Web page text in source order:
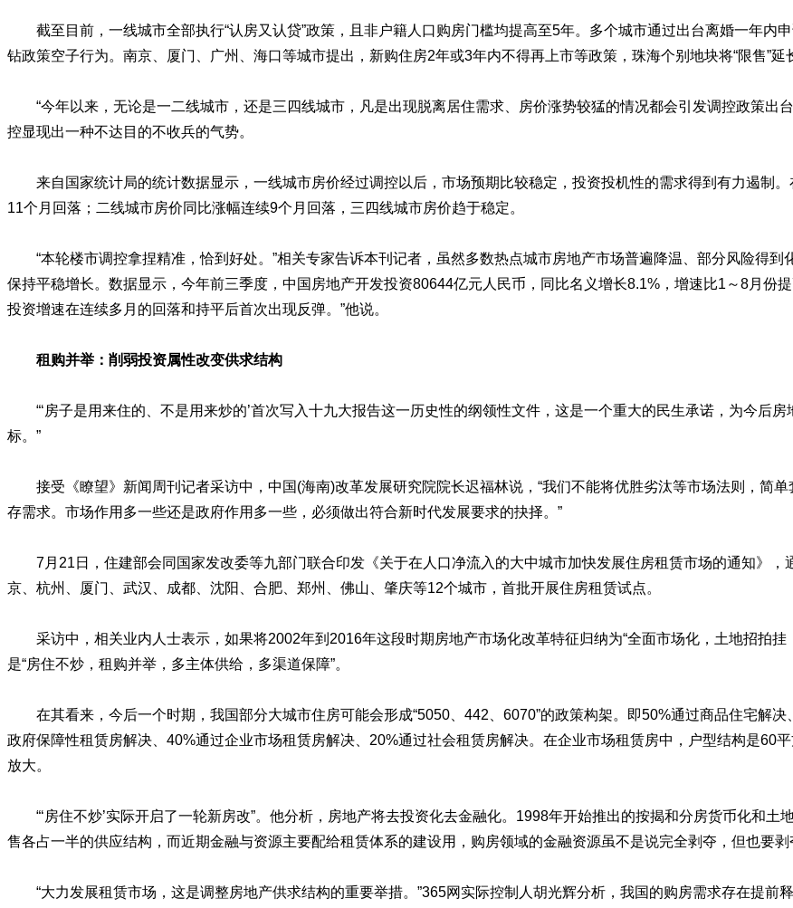
截至目前，一线城市全部执行“认房又认贷”政策，且非户籍人口购房门槛均提高至5年。多个城市通过出台离婚一年内申
钻政策空子行为。南京、厦门、广州、海口等城市提出，新购住房2年或3年内不得再上市等政策，珠海个别地块将“限售”延
“今年以来，无论是一二线城市，还是三四线城市，凡是出现脱离居住需求、房价涨势较猛的情况都会引发调控政策出
控显现出一种不达目的不收兵的气势。
来自国家统计局的统计数据显示，一线城市房价经过调控以后，市场预期比较稳定，投资投机性的需求得到有力遏制
11个月回落；二线城市房价同比涨幅连续9个月回落，三四线城市房价趋于稳定。
“本轮楼市调控拿捏精准，恰到好处。”相关专家告诉本刊记者，虽然多数热点城市房地产市场普遍降温、部分风险得
保持平稳增长。数据显示，今年前三季度，中国房地产开发投资80644亿元人民币，同比名义增长8.1%，增速比1～8月份
投资增速在连续多月的回落和持平后首次出现反弹。”他说。
租购并举：削弱投资属性改变供求结构
“‘房子是用来住的、不是用来炒的’首次写入十九大报告这一历史性的纲领性文件，这是一个重大的民生承诺，为今后
标。”
接受《瞭望》新闻周刊记者采访中，中国(海南)改革发展研究院院长迟福林说，“我们不能将优胜劣汰等市场法则，简
存需求。市场作用多一些还是政府作用多一些，必须做出符合新时代发展要求的抉择。”
7月21日，住建部会同国家发改委等九部门联合印发《关于在人口净流入的大中城市加快发展住房租赁市场的通知》
京、杭州、厦门、武汉、成都、沈阳、合肥、郑州、佛山、肇庆等12个城市，首批开展住房租赁试点。
采访中，相关业内人士表示，如果将2002年到2016年这段时期房地产市场化改革特征归纳为“全面市场化，土地招拍
是“房住不炒，租购并举，多主体供给，多渠道保障”。
在其看来，今后一个时期，我国部分大城市住房可能会形成“5050、442、6070”的政策构架。即50%通过商品住宅解
政府保障性租赁房解决、40%通过企业市场租赁房解决、20%通过社会租赁房解决。在企业市场租赁房中，户型结构是60
放大。
“‘房住不炒’实际开启了一轮新房改”。他分析，房地产将去投资化去金融化。1998年开始推出的按揭和分房货币化和
售各占一半的供应结构，而近期金融与资源主要配给租赁体系的建设用，购房领域的金融资源虽不是说完全剥夺，但也要剥
“大力发展租赁市场，这是调整房地产供求结构的重要举措。”365网实际控制人胡光辉分析，我国的购房需求存在提